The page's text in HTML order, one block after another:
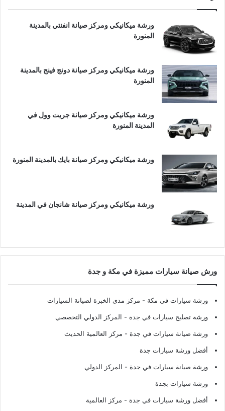
ورشة ميكانيكي ومركز صيانة انفنتي بالمدينة
المنورة
ورشة ميكانيكي ومركز صيانة دونج فينج بالمدينة
المنورة
ورشة ميكانيكي ومركز صيانة جريت وول في
المدينة المنورة
ورشة ميكانيكي ومركز صيانة بايك بالمدينة المنورة
ورشة ميكانيكي ومركز صيانة شانجان في المدينة
ورش صيانة سيارات مميزة في مكة و جدة
ورشة سيارات في مكة - مركز مدى الخبرة لصيانة السيارات
ورشة تصليح سيارات في جدة - المركز الدولي التخصصي
ورشة صيانة سيارات في جدة - مركز العالمية الحديث
أفضل ورشة سيارات جدة
ورشة صيانة سيارات في جدة - المركز الدولي
ورشة سيارات بجدة
أفضل ورشة سيارات في جدة - مركز العالمية